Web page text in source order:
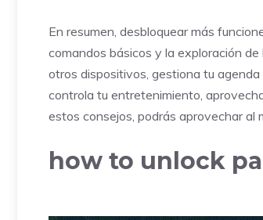
En resumen, desbloquear más
comandos básicos y la exploración
otros dispositivos, gestiona tu
controla tu entretenimiento,
estos consejos, podrás aprovechar al
how to unlock